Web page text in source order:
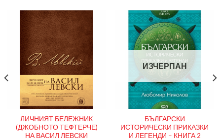
ЛИЧНИЯТ БЕЛЕЖНИК
(ДЖОБНОТО ТЕФТЕРЧЕ)
НА ВАСИЛ ЛЕВСКИ
ИЗЧЕРПАН
БЪЛГАРСКИ
ИСТОРИЧЕСКИ ПРИКАЗКИ
И ЛЕГЕНДИ – КНИГА 2